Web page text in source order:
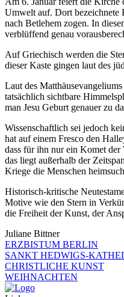
Umwelt auf. Dort bezeichnete
nach Betlehem zogen. In
verblüffend genau
Auf Griechisch werden die
dieser Kaste gingen laut des
Laut des
tatsächlich sichtbare
man Jesu Geburt genauer zu
Wissenschaftlich sei jedoch
hat auf einem Fresco den
dass für ihn nur ein Komet der
das liegt außerhalb der
Kriege die Menschen
Historisch-kritische
Motive wie den Stern in
die Freiheit der Kunst, der
Juliane Bittner
ERZBISTUM BERLIN
SANKT HEDWIGS-
CHRISTLICHE KUNST
WEIHNACHTEN